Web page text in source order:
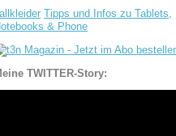
Tipps und Infos zu Tablets,
& Phone
TWITTER-Story: